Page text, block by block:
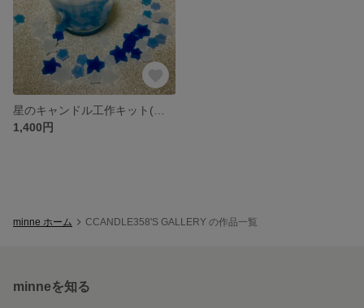
1,400円
minne ホーム CCANDLE358'S GALLERY の作品一覧
minneを知る